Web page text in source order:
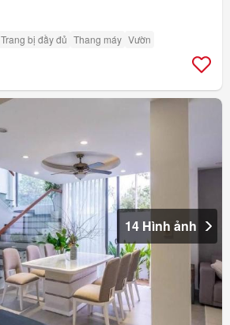
Trang bị đầy đủ Thang máy Vườn
14 Hình ảnh